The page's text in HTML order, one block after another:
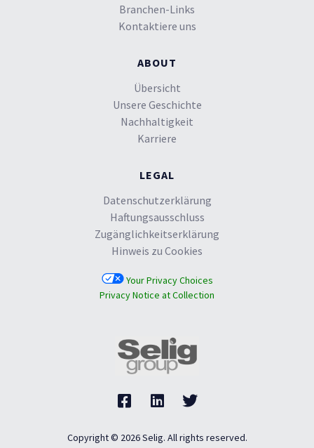
Branchen-Links
Kontaktiere uns
ABOUT
Übersicht
Unsere Geschichte
Nachhaltigkeit
Karriere
LEGAL
Datenschutzerklärung
Haftungsausschluss
Zugänglichkeitserklärung
Hinweis zu Cookies
Your Privacy Choices
Privacy Notice at Collection
Copyright © 2026 Selig. All rights reserved.